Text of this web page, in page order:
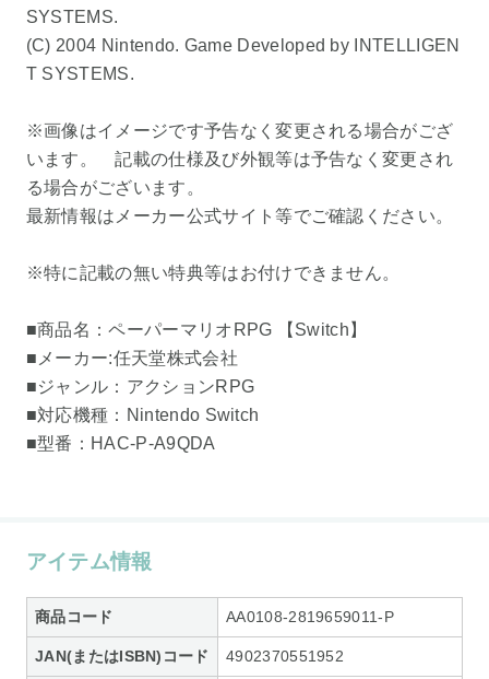
SYSTEMS.
(C) 2004 Nintendo. Game Developed by INTELLIGEN
T SYSTEMS.
※画像はイメージです予告なく変更される場合がござ
います。 記載の仕様及び外観等は予告なく変更され
る場合がございます。
最新情報はメーカー公式サイト等でご確認ください。
※特に記載の無い特典等はお付けできません。
■商品名：ペーパーマリオRPG 【Switch】
■メーカー:任天堂株式会社
■ジャンル：アクションRPG
■対応機種：Nintendo Switch
■型番：HAC-P-A9QDA
アイテム情報
商品コード AA0108-2819659011-P
JAN(またはISBN)コード 4902370551952